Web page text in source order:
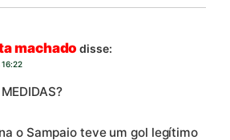
machado disse:
o Sampaio teve um gol legítimo